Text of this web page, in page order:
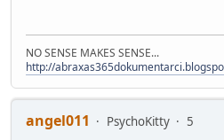
NO SENSE MAKES SENSE...
http://
angel011 PsychoKitty
5